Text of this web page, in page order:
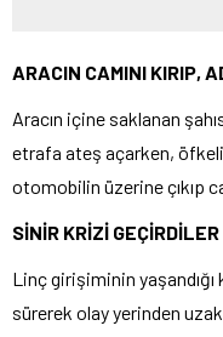
ARACIN CAMINI KIRIP,
Aracın içine saklanan
etrafa ateş açarken, öfkeli
otomobilin üzerine çıkıp
SİNİR KRİZİ GEÇİRDİLER
Linç girişiminin
sürerek olay yerinden